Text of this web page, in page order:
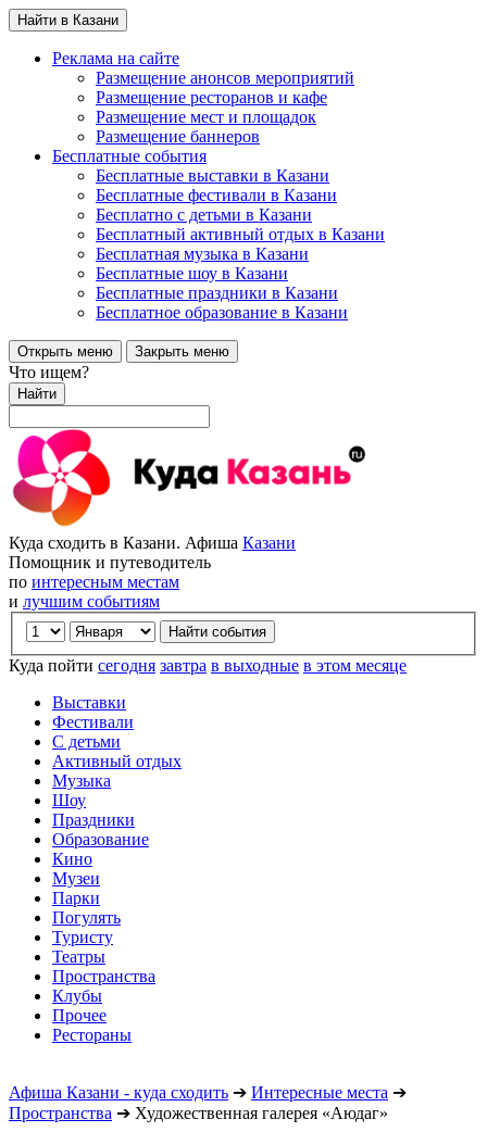
Найти в Казани
Реклама на сайте
Размещение анонсов мероприятий
Размещение ресторанов и кафе
Размещение мест и площадок
Размещение баннеров
Бесплатные события
Бесплатные выставки в Казани
Бесплатные фестивали в Казани
Бесплатно с детьми в Казани
Бесплатный активный отдых в Казани
Бесплатная музыка в Казани
Бесплатные шоу в Казани
Бесплатные праздники в Казани
Бесплатное образование в Казани
Открыть меню Закрыть меню
Что ищем?
Найти
Куда сходить в Казани. Афиша Казани
Помощник и путеводитель
по интересным местам
и лучшим событиям
Куда пойти сегодня завтра в выходные в этом месяце
Выставки
Фестивали
С детьми
Активный отдых
Музыка
Шоу
Праздники
Образование
Кино
Музеи
Парки
Погулять
Туристу
Театры
Пространства
Клубы
Прочее
Рестораны
Афиша Казани - куда сходить ➔ Интересные места ➔
Пространства ➔ Художественная галерея «Аюдаг»